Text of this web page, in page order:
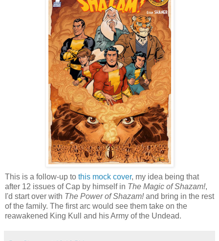
This is a follow-up to this mock cover, my idea being that
after 12 issues of Cap by himself in The Magic of Shazam!,
I'd start over with The Power of Shazam!and bring in the rest
of the family. The first arc would see them take on the
reawakened King Kull and his Army of the Undead.